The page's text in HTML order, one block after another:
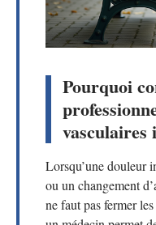
Pourquoi
vasculaires
Lorsqu’une douleur
ou un changement
ne faut pas fermer